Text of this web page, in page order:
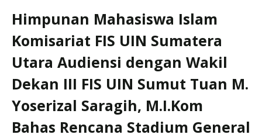
Himpunan Mahasiswa Islam
Komisariat FIS UIN Sumatera
Utara Audiensi dengan Wakil
Dekan III FIS UIN Sumut Tuan M.
Yoserizal Saragih, M.I.Kom
Bahas Rencana Stadium General